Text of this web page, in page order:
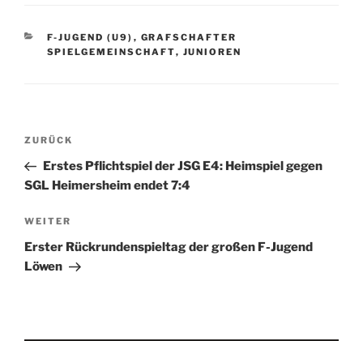
KATEGORIEN
F-JUGEND (U9) , GRAFSCHAFTER
SPIELGEMEINSCHAFT, JUNIOREN
Beitragsnavigation
Vorheriger
Beitrag
ZURÜCK
Erstes Pflichtspiel der JSG E4: Heimspiel gegen
SGL Heimersheim endet 7:4
Nächster
Beitrag
WEITER
Erster Rückrundenspieltag der großen F-Jugend
Löwen